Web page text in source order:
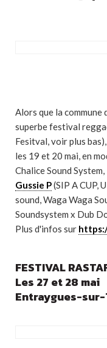
Alors que la commune
superbe festival
Fesitval, voir plus
les 19 et 20 mai, en
Chalice Sound
Gussie P(SIP A CUP,
sound, Waga Waga
Soundsystem x Dub
Plus d'infos sur
FESTIVAL
Les 27 et 28 mai
Entraygues-